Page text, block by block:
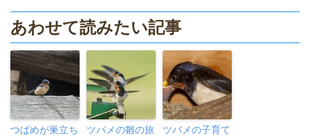
あわせて読みたい記事
つばめが巣立ち
ツバメの雛の旅
ツバメの子育て